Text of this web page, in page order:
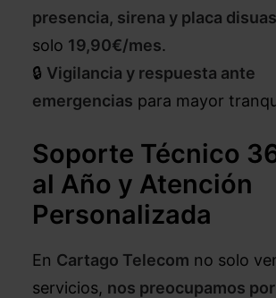
presencia, sirena y placa
solo 19,90€/mes.
🔒 Vigilancia y respuesta ante
emergencias para mayor
Soporte Técnico
al Año y Atención
Personalizada
En Cartago Telecom no solo
servicios, nos preocupamos